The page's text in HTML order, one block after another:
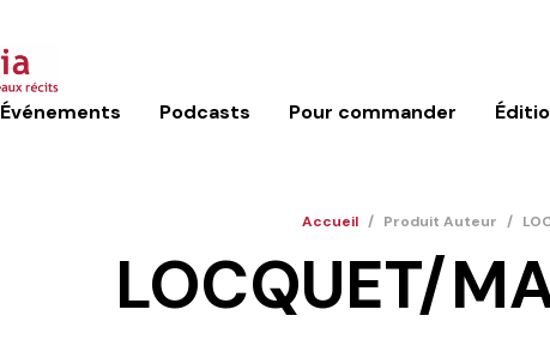
Événements Podcasts Pour commander
Accueil / Produit Auteur /
LOCQUET/